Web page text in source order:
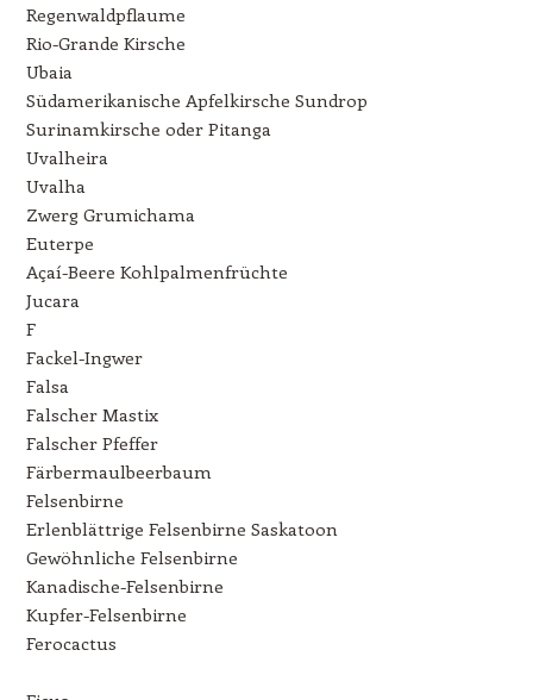
Regenwaldpflaume
Rio-Grande Kirsche
Ubaia
Südamerikanische Apfelkirsche Sundrop
Surinamkirsche oder Pitanga
Uvalheira
Uvalha
Zwerg Grumichama
Euterpe
Açaí-Beere Kohlpalmenfrüchte
Jucara
F
Fackel-Ingwer
Falsa
Falscher Mastix
Falscher Pfeffer
Färbermaulbeerbaum
Felsenbirne
Erlenblättrige Felsenbirne Saskatoon
Gewöhnliche Felsenbirne
Kanadische-Felsenbirne
Kupfer-Felsenbirne
Ferocactus